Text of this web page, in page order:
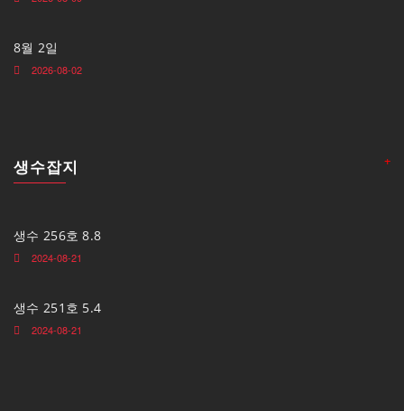
8월 2일
2026-08-02
생수잡지 +
생수 256호 8.8
2024-08-21
생수 251호 5.4
2024-08-21